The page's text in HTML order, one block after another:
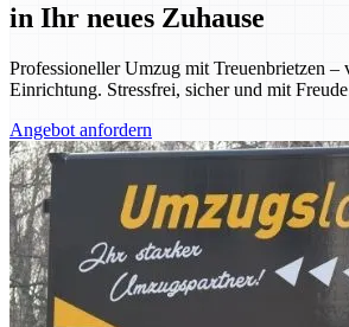
in Ihr neues Zuhause
Professioneller Umzug mit Treuenbrietzen –
Einrichtung. Stressfrei, sicher und mit
Angebot anfordern